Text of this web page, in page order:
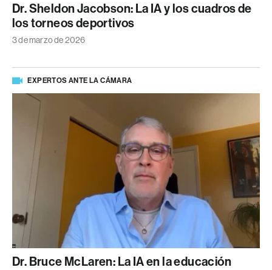
Dr. Sheldon Jacobson: La IA y los cuadros de
los torneos deportivos
3 de marzo de 2026
EXPERTOS ANTE LA CÁMARA
Dr. Bruce McLaren: La IA en la educación